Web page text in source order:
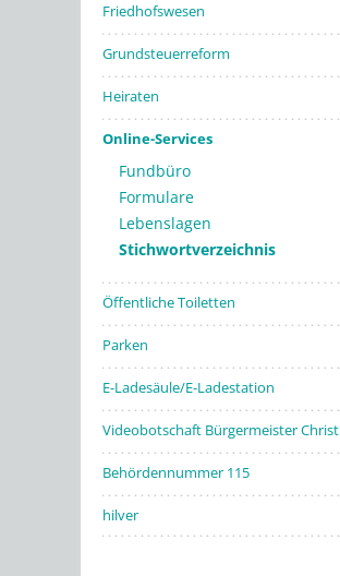
Friedhofswesen
Grundsteuerreform
Heiraten
Online-Services
Fundbüro
Formulare
Lebenslagen
Stichwortverzeichnis
Öffentliche Toiletten
Parken
E-Ladesäule/E-Ladestation
Videobotschaft Bürgermeister Christ
Behördennummer 115
hilver